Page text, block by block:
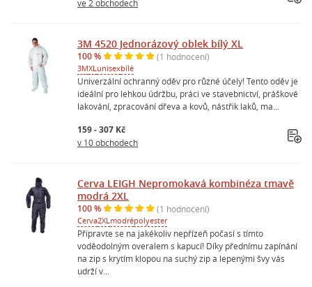
ve 2 obchodech
3M 4520 Jednorázový oblek bílý XL
100 % (1 hodnocení)
3MXL unisexbílé
Univerzální ochranný oděv pro různé účely! Tento oděv je
ideální pro lehkou údržbu, práci ve stavebnictví, práškové
lakování, zpracování dřeva a kovů, nástřik laků, ma...
159 - 307 Kč
v 10 obchodech
Cerva LEIGH Nepromokavá kombinéza tmavě
modrá 2XL
100 % (1 hodnocení)
Cerva2XL modrépolyester
Připravte se na jakékoliv nepřízeň počasí s tímto
voděodolným overalem s kapucí! Díky přednímu zapínání
na zip s krytím klopou na suchý zip a lepenými švy vás
udrží v...